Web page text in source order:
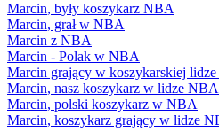
Marcin, były koszykarz NBA
Marcin, grał w NBA
Marcin z NBA
Marcin - Polak w NBA
Marcin grający w koszykarskiej
Marcin, nasz koszykarz w lidze NBA
Marcin, polski koszykarz w NBA
Marcin, koszykarz grający w lidze